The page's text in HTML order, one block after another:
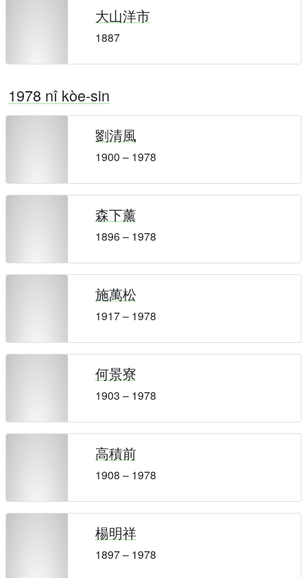
大山洋市
1887
1978 nî kòe-sin
劉清風
1900 – 1978
森下薰
1896 – 1978
施萬松
1917 – 1978
何景寮
1903 – 1978
高積前
1908 – 1978
楊明祥
1897 – 1978